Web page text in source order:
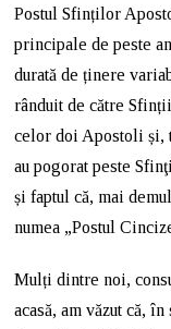
Postul Sfinților
principale de peste
durată de ținere
rânduit de către
celor doi Apostoli și,
au pogorat peste
și faptul că, mai
numea „Postul
Mulți dintre noi,
acasă, am văzut că,